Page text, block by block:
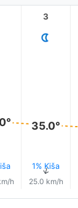
h
3
35.0°
1% Kiša
↑
25.0 km/h